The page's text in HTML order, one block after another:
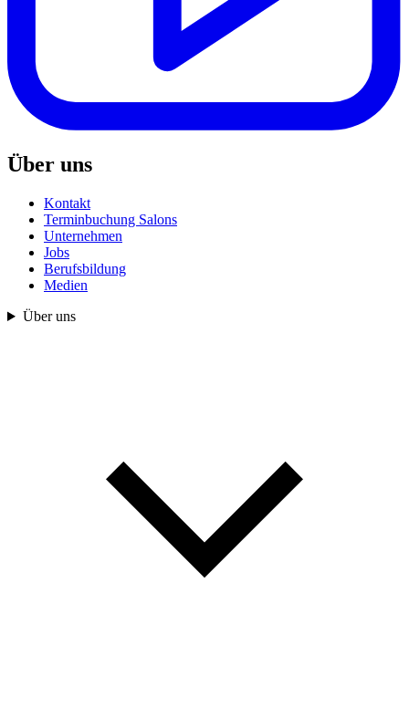
Über uns
Kontakt
Terminbuchung Salons
Unternehmen
Jobs
Berufsbildung
Medien
Über uns